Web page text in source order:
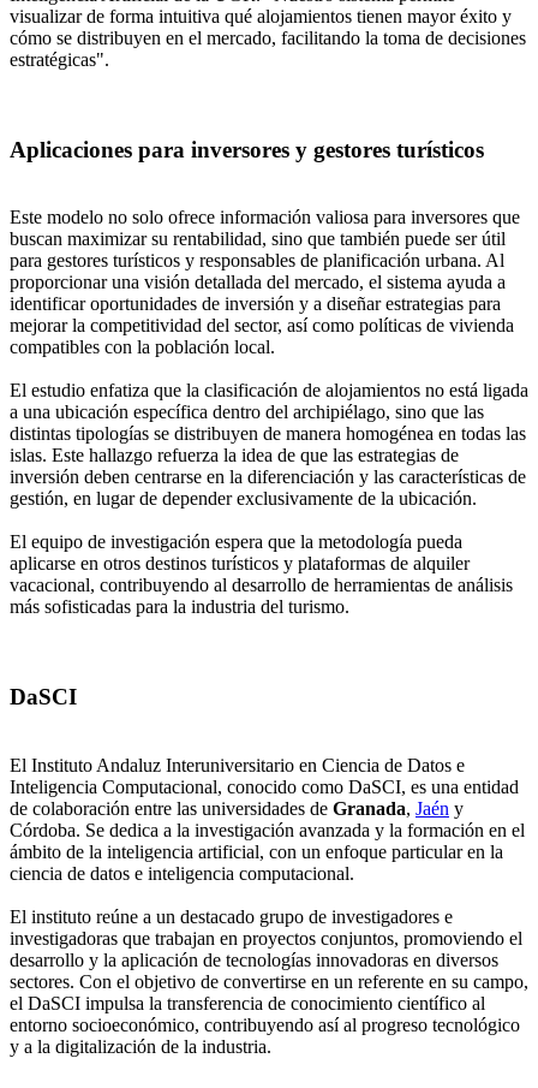
visualizar de forma intuitiva qué alojamientos tienen mayor éxito y
cómo se distribuyen en el mercado, facilitando la toma de decisiones
estratégicas".
Aplicaciones para inversores y gestores turísticos
Este modelo no solo ofrece información valiosa para inversores que
buscan maximizar su rentabilidad, sino que también puede ser útil
para gestores turísticos y responsables de planificación urbana. Al
proporcionar una visión detallada del mercado, el sistema ayuda a
identificar oportunidades de inversión y a diseñar estrategias para
mejorar la competitividad del sector, así como políticas de vivienda
compatibles con la población local.
El estudio enfatiza que la clasificación de alojamientos no está ligada
a una ubicación específica dentro del archipiélago, sino que las
distintas tipologías se distribuyen de manera homogénea en todas las
islas. Este hallazgo refuerza la idea de que las estrategias de
inversión deben centrarse en la diferenciación y las características de
gestión, en lugar de depender exclusivamente de la ubicación.
El equipo de investigación espera que la metodología pueda
aplicarse en otros destinos turísticos y plataformas de alquiler
vacacional, contribuyendo al desarrollo de herramientas de análisis
más sofisticadas para la industria del turismo.
DaSCI
El Instituto Andaluz Interuniversitario en Ciencia de Datos e
Inteligencia Computacional, conocido como DaSCI, es una entidad
de colaboración entre las universidades de Granada, Jaén y
Córdoba. Se dedica a la investigación avanzada y la formación en el
ámbito de la inteligencia artificial, con un enfoque particular en la
ciencia de datos e inteligencia computacional.
El instituto reúne a un destacado grupo de investigadores e
investigadoras que trabajan en proyectos conjuntos, promoviendo el
desarrollo y la aplicación de tecnologías innovadoras en diversos
sectores. Con el objetivo de convertirse en un referente en su campo,
el DaSCI impulsa la transferencia de conocimiento científico al
entorno socioeconómico, contribuyendo así al progreso tecnológico
y a la digitalización de la industria.